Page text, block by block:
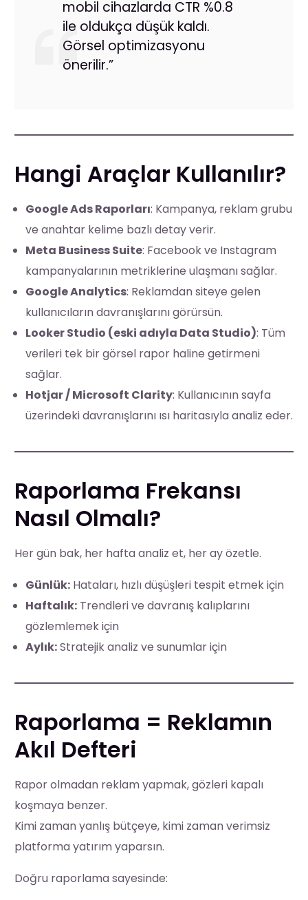
mobil cihazlarda CTR %0.8
ile oldukça düşük kaldı.
Görsel optimizasyonu
önerilir.”
Hangi Araçlar Kullanılır?
Google Ads Raporları: Kampanya, reklam grubu
ve anahtar kelime bazlı detay verir.
Meta Business Suite: Facebook ve Instagram
kampanyalarının metriklerine ulaşmanı sağlar.
Google Analytics: Reklamdan siteye gelen
kullanıcıların davranışlarını görürsün.
Looker Studio (eski adıyla Data Studio): Tüm
verileri tek bir görsel rapor haline getirmeni
sağlar.
Hotjar / Microsoft Clarity: Kullanıcının sayfa
üzerindeki davranışlarını ısı haritasıyla analiz eder.
Raporlama Frekansı
Nasıl Olmalı?
Her gün bak, her hafta analiz et, her ay özetle.
Günlük: Hataları, hızlı düşüşleri tespit etmek için
Haftalık: Trendleri ve davranış kalıplarını
gözlemlemek için
Aylık:Stratejik analiz ve sunumlar için
Raporlama = Reklamın
Akıl Defteri
Rapor olmadan reklam yapmak, gözleri kapalı
koşmaya benzer.
Kimi zaman yanlış bütçeye, kimi zaman verimsiz
platforma yatırım yaparsın.
Doğru raporlama sayesinde: